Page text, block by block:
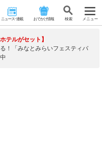
ニュース･連載 おでかけ情報 検 索 メニュー
テルがセット】
！「みなとみらいフェスティバ